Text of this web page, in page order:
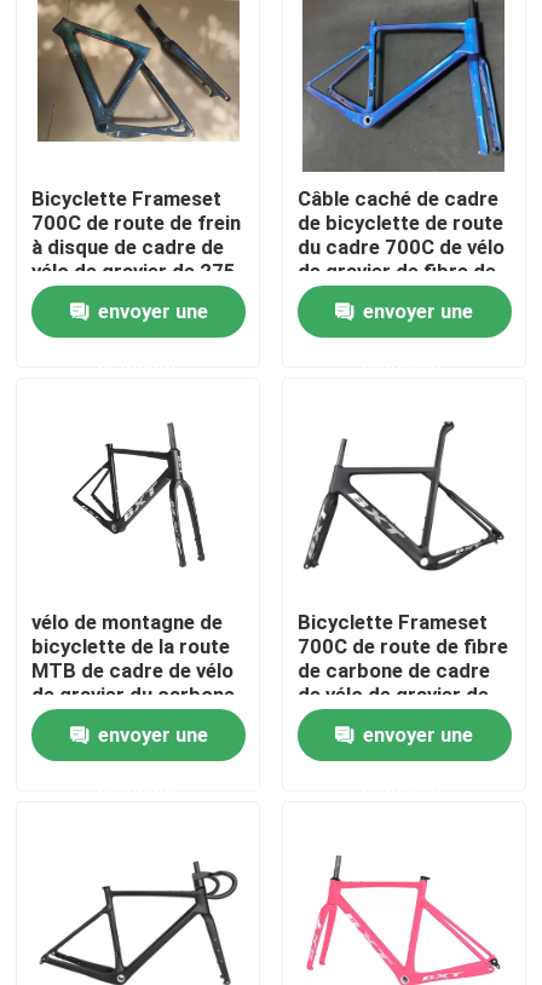
À la maison
À propos de nous
Visite de l'usine
Nous contacter
Demandez un devis
Vélo de route de carbone
Cadre de vélo de montagne de carbone
Bicyclette Frameset
700C de route de frein
à disque de cadre de
vélo de gravier de 275
carbones
envoyer une
Câble caché de cadre
de bicyclette de route
du cadre 700C de vélo
de gravier de fibre de
carbone
envoyer une
vélo de montagne de
bicyclette de la route
MTB de cadre de vélo
de gravier du carbone
700C Frameset
envoyer une
Bicyclette Frameset
700C de route de fibre
de carbone de cadre
de vélo de gravier de
fibre du carbone
T1000 envoyer une